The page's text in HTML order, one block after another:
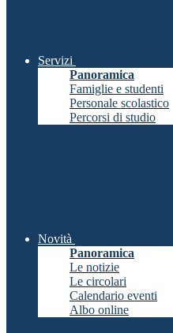
Servizi
Panoramica
Famiglie e studenti
Personale scolastico
Percorsi di studio
Novità
Panoramica
Le notizie
Le circolari
Calendario eventi
Albo online